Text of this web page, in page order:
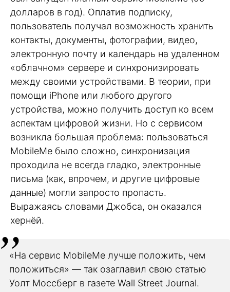
долларов в год). Оплатив подписку,
пользователь получал возможность хранить
контакты, документы, фотографии, видео,
электронную почту и календарь на удаленном
«облачном» сервере и синхронизировать
между своими устройствами. В теории, при
помощи iPhone или любого другого
устройства, можно получить доступ ко всем
аспектам цифровой жизни. Но с сервисом
возникла большая проблема: пользоваться
MobileMe было сложно, синхронизация
проходила не всегда гладко, электронные
письма (как, впрочем, и другие цифровые
данные) могли запросто пропасть.
Выражаясь словами Джобса, он оказался
хернёй.
«На сервис MobileMe лучше положить, чем
положиться» — так озаглавил свою статью
Уолт Моссберг в газете Wall Street Journal.